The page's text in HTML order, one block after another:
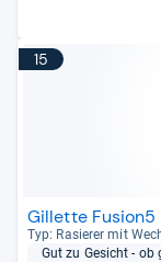
15
Gillette Fusion5
Typ: Rasie­rer mit
Gut zu Gesicht -​